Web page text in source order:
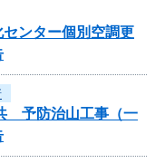
センター個別空調更
予防治山工事（一